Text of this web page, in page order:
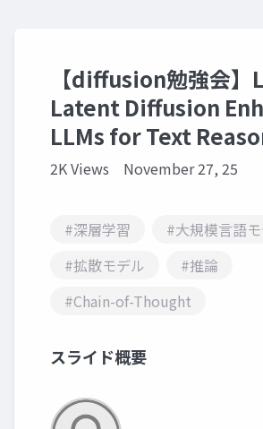
【diffusion勉強会】
Latent Diffusion
LLMs for Text
2K Views November 27, 25
#深層学習
#大規模言語
#拡散モデル
#推論
#Chain-of-Thought
スライド概要